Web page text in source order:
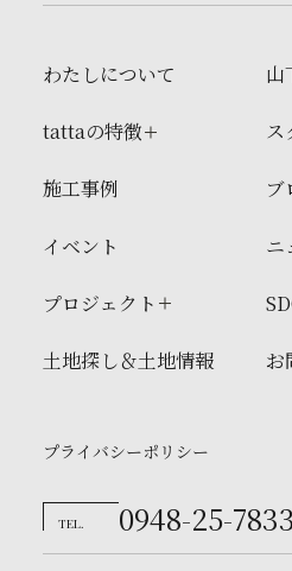
わたしについて
tattaの特徴
施工事例
イベント
プロジェクト
土地探し＆土地情報
山
ス
ブ
ニ
お
プライバシーポリシー
TEL. 0948-25-7833